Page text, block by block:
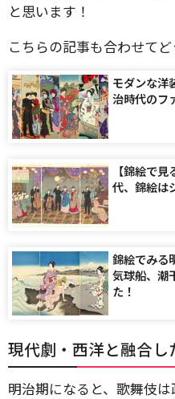
と思います！
こちらの記事も合わせて
モダンな洋
治時代のフ
【錦絵で
代、錦絵は
錦絵でみる
気球船、潮
た！
現代劇・西洋と融合し
明治期になると、歌舞伎